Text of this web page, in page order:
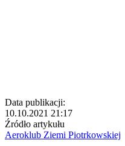
Data publikacji:
10.10.2021 21:17
Źródło artykułu
Aeroklub Ziemi Piotrkowskiej